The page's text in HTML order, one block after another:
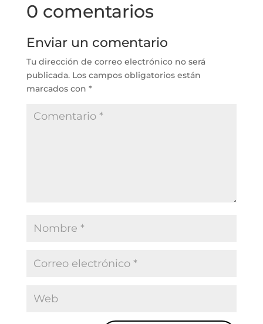
0 comentarios
Enviar un comentario
Tu dirección de correo electrónico no será
publicada. Los campos obligatorios están
marcados con *